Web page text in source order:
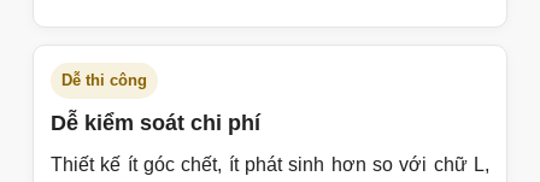
Dễ thi công
Dễ kiểm soát chi phí
Thiết kế ít góc chết, ít phát sinh hơn so với chữ L,